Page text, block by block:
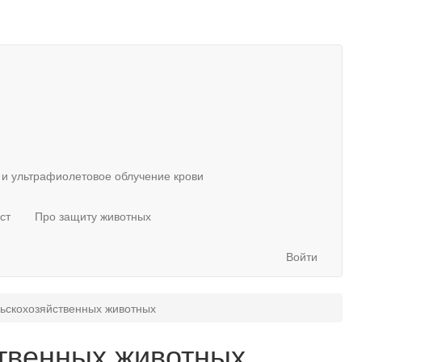
ультрафиолетовое облучение крови
Про защиту животных
Войти
животных